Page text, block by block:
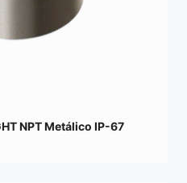
NPT Metálico IP-67